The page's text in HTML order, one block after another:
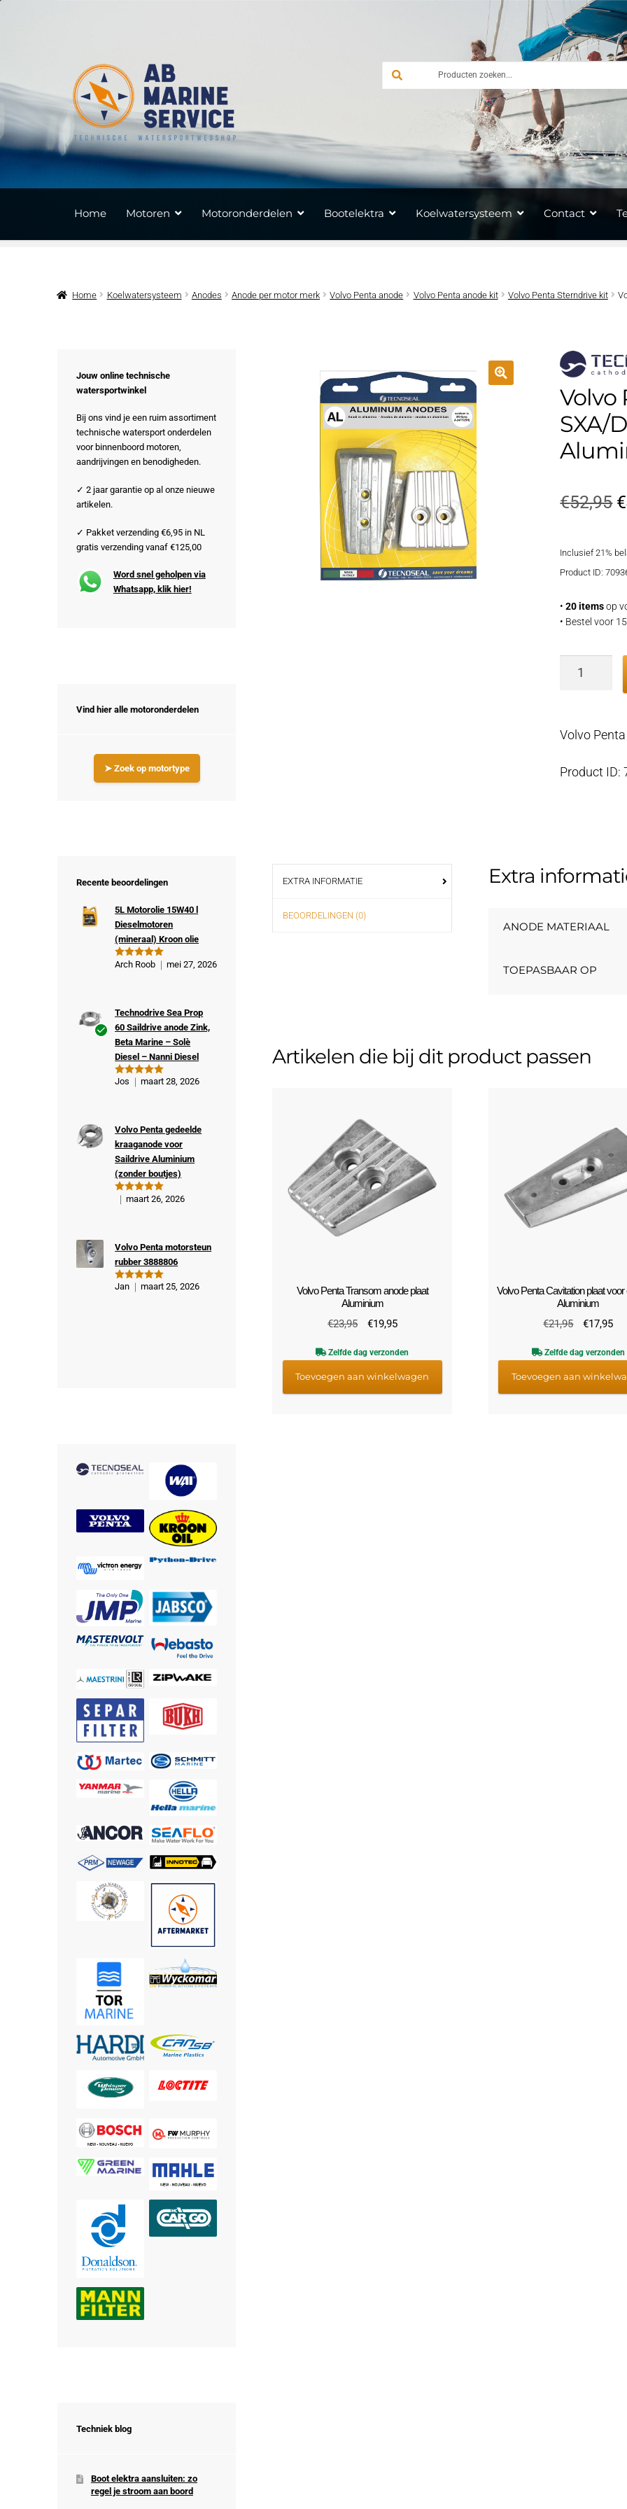
navigatie
inhoud
Home Motoren Motoronderdelen Bootelektra Koelwatersysteem Contact
Home Koelwatersysteem Anodes Anode per motor merk Volvo Penta anode Volvo Penta anode kit Volvo Penta Sterndrive kit
Volvo
SXA/
€52,95 €
Inclusief 21%
Product ID:
•20 itemsop
• Bestel voor
SXA/DPSA
Volvo
Product ID:
EXTRA INFORMATIE
BEOORDELINGEN (0)
Extra
ANODE MATERIAAL
TOEPASBAAR OP
Artikelen die bij dit product passen
Volvo Penta Transom anode plaat
Aluminium
€23,95
Oorspronkelijke
was:
€23,95.
€19,95Huidige
is:
€19,95.
Zelfde dag verzonden
Toevoegen aan winkelwagen
Volvo Penta Cavitation plaat voor
Aluminium
€21,95
was:
€21,95.
€17,95
is:
Zelfde dag verzonden
Toevoegen aan
Jouw online technische
watersportwinkel
Bij ons vind je een ruim assortiment
technische watersport onderdelen
voor binnenboord motoren,
aandrijvingen en benodigheden.
✓ 2 jaar garantie op al onze nieuwe
artikelen.
✓ Pakket verzending €6,95 in NL
gratis verzending vanaf €125,00
Word snel geholpen via
Whatsapp, klik hier!
Vind hier alle motoronderdelen
➤ Zoek op motortype
Recente beoordelingen
Gewaardeer
5L Motorolie 15W40 l
Dieselmotoren
(mineraal) Kroon olie
Arch Roob mei 27, 2026
Gewaardeer
Technodrive Sea Prop
60 Saildrive anode Zink,
Beta Marine – Solè
Diesel – Nanni Diesel
Jos maart 28, 2026
Gewaardeer
Volvo Penta gedeelde
kraaganode voor
Saildrive Aluminium
(zonder boutjes)
maart 26, 2026
Gewaardeer
Volvo Penta motorsteun
rubber 3888806
Jan maart 25, 2026
Techniek blog
Boot elektra aansluiten: zo
regel je stroom aan boord